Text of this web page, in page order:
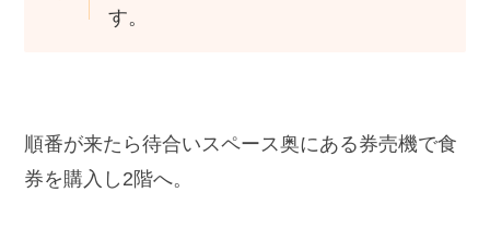
す。
順番が来たら待合いスペース奥にある券売機で食
券を購入し2階へ。